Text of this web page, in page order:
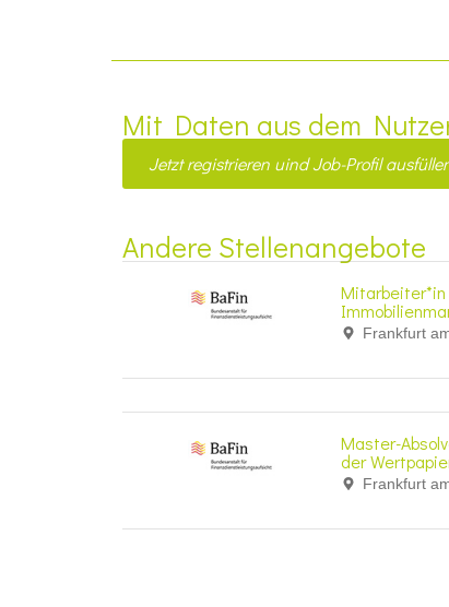
Mit Daten aus dem
Jetzt registrieren uind Job-Profil
Andere Stellenangebote
Frankfurt
Master-
der
Frankfurt